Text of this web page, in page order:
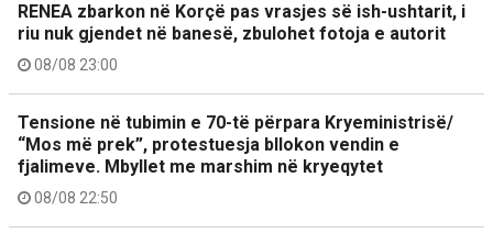
RENEA zbarkon në Korçë pas vrasjes së ish-ushtarit, i
riu nuk gjendet në banesë, zbulohet fotoja e autorit
08/08 23:00
Tensione në tubimin e 70-të përpara Kryeministrisë/
“Mos më prek”, protestuesja bllokon vendin e
fjalimeve. Mbyllet me marshim në kryeqytet
08/08 22:50